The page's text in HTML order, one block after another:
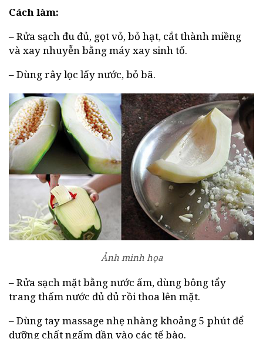
Cách làm:
– Rửa sạch đu đủ, gọt vỏ, bỏ hạt, cắt thành miềng
và xay nhuyễn bằng máy xay sinh tố.
– Dùng rây lọc lấy nước, bỏ bã.
Ảnh minh họa
– Rửa sạch mặt bằng nước ấm, dùng bông tẩy
trang thấm nước đủ đủ rồi thoa lên mặt.
– Dùng tay massage nhẹ nhàng khoảng 5 phút để
dưỡng chất ngấm dần vào các tế bào.